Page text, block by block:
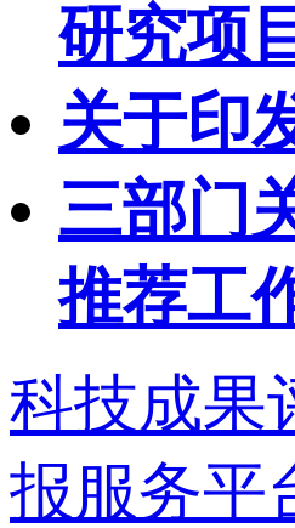
研究项
关于印
三部门
推荐工
科技成果
报服务平